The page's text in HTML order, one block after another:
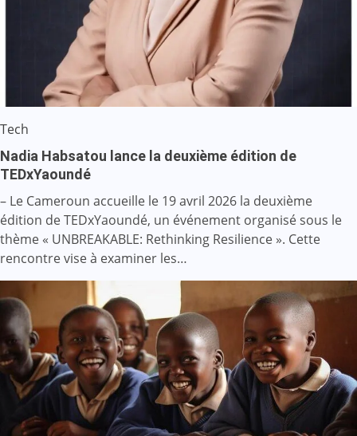
Tech
Nadia Habsatou lance la deuxième édition de
TEDxYaoundé
– Le Cameroun accueille le 19 avril 2026 la deuxième
édition de TEDxYaoundé, un événement organisé sous le
thème « UNBREAKABLE: Rethinking Resilience ». Cette
rencontre vise à examiner les…